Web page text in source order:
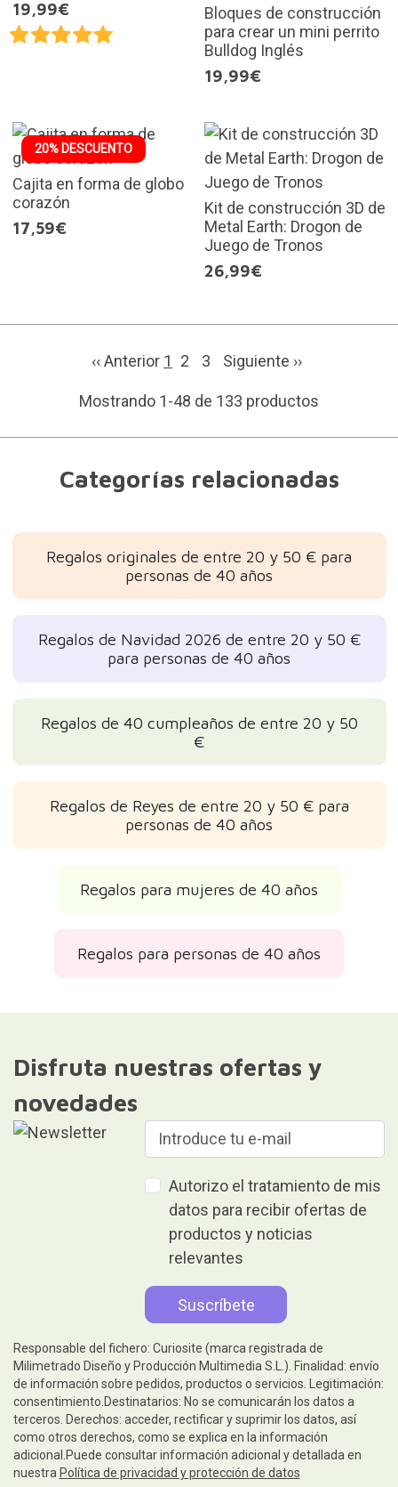
19,99€
Bloques de construcción
para crear un mini perrito
Bulldog Inglés
19,99€
20% DESCUENTO
Cajita en forma de globo
corazón
17,59€
Kit de construcción 3D de
Metal Earth: Drogon de
Juego de Tronos
26,99€
‹‹ Anterior 1 2 3 Siguiente ››
Mostrando 1-48 de 133 productos
Categorías relacionadas
Regalos originales de entre 20 y 50 € para
personas de 40 años
Regalos de Navidad 2026 de entre 20 y 50 €
para personas de 40 años
Regalos de 40 cumpleaños de entre 20 y 50
€
Regalos de Reyes de entre 20 y 50 € para
personas de 40 años
Regalos para mujeres de 40 años
Regalos para personas de 40 años
Disfruta nuestras ofertas y
novedades
Autorizo el tratamiento de mis
datos para recibir ofertas de
productos y noticias
relevantes
Responsable del fichero: Curiosite (marca registrada de
Milimetrado Diseño y Producción Multimedia S.L.). Finalidad: envío
de información sobre pedidos, productos o servicios. Legitimación:
consentimiento.Destinatarios: No se comunicarán los datos a
terceros. Derechos: acceder, rectificar y suprimir los datos, así
como otros derechos, como se explica en la información
adicional.Puede consultar información adicional y detallada en
nuestra Política de privacidad y protección de datos